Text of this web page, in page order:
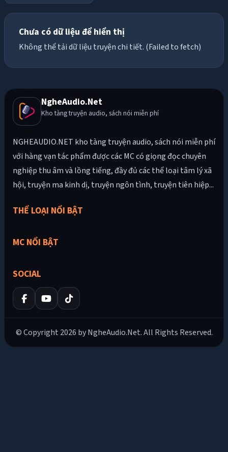
Chưa có dữ liệu để hiển thị
Không thể tải dữ liệu truyện chi tiết. (Failed to fetch)
NgheAudio.Net
Kho tàng truyện audio, sách nói miễn phí
NGHEAUDIO.NET kho tàng truyện audio, sách nói miễn phí
với hàng vạn tác phẩm được các MC có giọng đọc chuyên
nghiệp thu âm và lồng tiếng, đầy đủ các thể loại tâm lý xã
hội, truyện ma kinh dị, truyện ngôn tình, truyện tiên hiệp...
THỂ LOẠI NỔI BẬT
MC NỔI BẬT
SOCIAL
© Copyright 2026 by NgheAudio.Net. All Rights Reserved.